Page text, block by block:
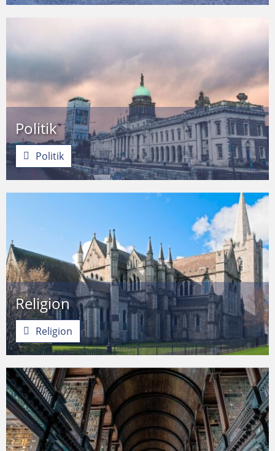
Politik
Politik
Religion
Religion